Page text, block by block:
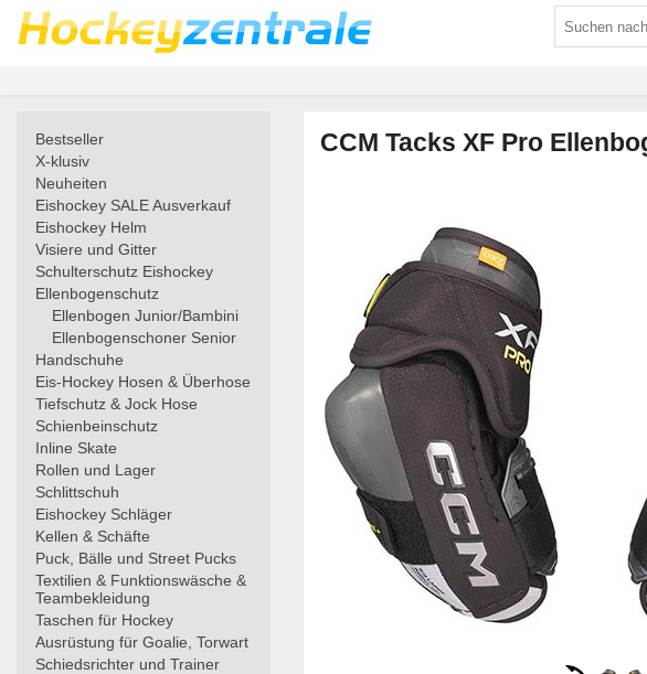
Bestseller
X-klusiv
Neuheiten
Eishockey SALE Ausverkauf
Eishockey Helm
Visiere und Gitter
Schulterschutz Eishockey
Ellenbogenschutz
Ellenbogen Junior/Bambini
Ellenbogenschoner Senior
Handschuhe
Eis-Hockey Hosen & Überhose
Tiefschutz & Jock Hose
Schienbeinschutz
Inline Skate
Rollen und Lager
Schlittschuh
Eishockey Schläger
Kellen & Schäfte
Puck, Bälle und Street Pucks
Textilien & Funktionswäsche &
Teambekleidung
Taschen für Hockey
Ausrüstung für Goalie, Torwart
Schiedsrichter und Trainer
CCM Tacks XF Pro